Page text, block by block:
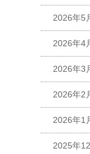
2026年5
2026年4
2026年3
2026年2
2026年1
2025年